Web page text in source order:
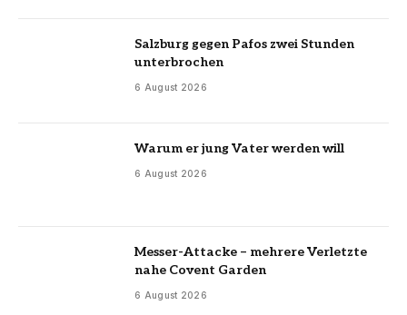
Salzburg gegen Pafos zwei Stunden
unterbrochen
6 August 2026
Warum er jung Vater werden will
6 August 2026
Messer-Attacke – mehrere Verletzte
nahe Covent Garden
6 August 2026